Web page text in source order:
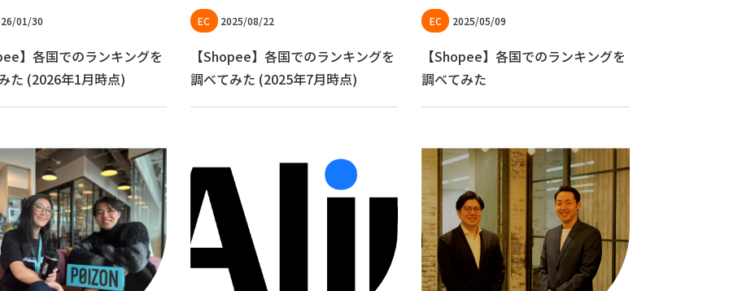
01/30
】各国でのランキングを
た (2026年1月時点)
2025/08/22
【Shopee】各国でのランキングを
調べてみた (2025年7月時点)
2025/05/09
【Shopee】各国でのランキングを
調べてみた